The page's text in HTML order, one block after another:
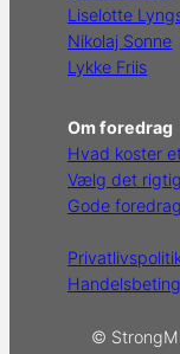
Liselotte
Nikolaj Sonne
Lykke Friis
Om foredrag
Hvad koster
Vælg det
Gode
©